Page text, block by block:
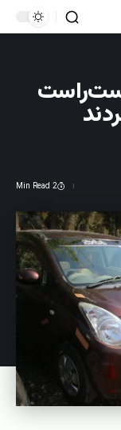
2 Min Read